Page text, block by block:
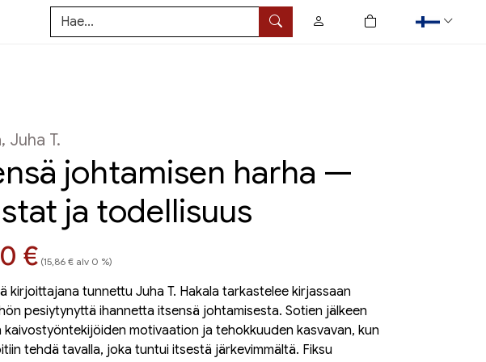
Hae
0
tuotetta ostoskorissa
Juha T.
johtamisen harha —
ja todellisuus
nyt
€ (15,86 € alv 0 %)
kirjoittajana tunnettu Juha T. Hakala tarkastelee kirjassaan
pesiytynyttä ihannetta itsensä johtamisesta. Sotien jälkeen
motivaation ja tehokkuuden kasvavan, kun
tehdä tavalla, joka tuntui itsestä järkevimmältä. Fiksu